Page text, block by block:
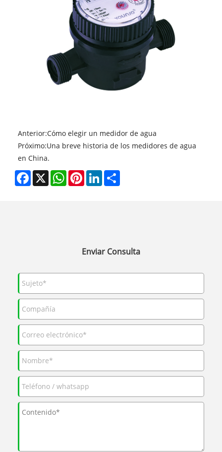
Anterior:Cómo elegir un medidor de agua
Próximo:Una breve historia de los medidores de agua
en China.
Facebook
X WhatsAppPinterestLinkedInShare
Enviar Consulta